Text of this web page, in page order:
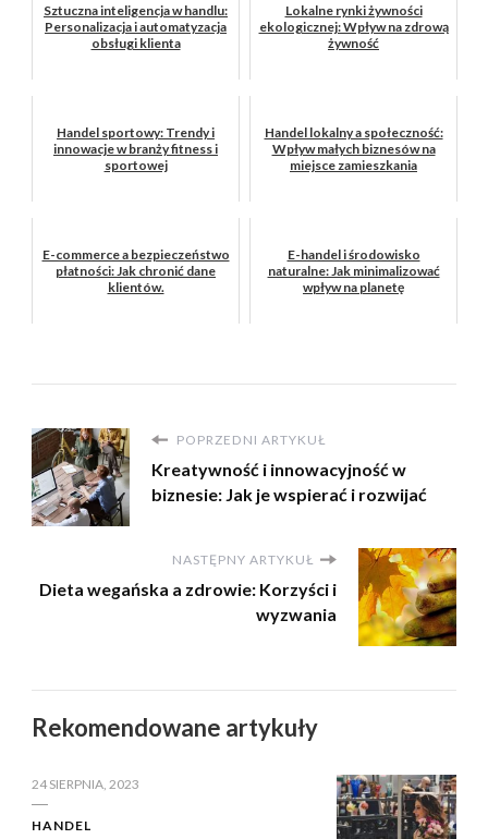
Sztuczna inteligencja w handlu:
Personalizacja i automatyzacja
obsługi klienta
Lokalne rynki żywności
ekologicznej: Wpływ na zdrową
żywność
Handel sportowy: Trendy i
innowacje w branży fitness i
sportowej
Handel lokalny a społeczność:
Wpływ małych biznesów na
miejsce zamieszkania
E-commerce a bezpieczeństwo
płatności: Jak chronić dane
klientów.
E-handel i środowisko
naturalne: Jak minimalizować
wpływ na planetę
POPRZEDNI ARTYKUŁ
Kreatywność i innowacyjność w
biznesie: Jak je wspierać i rozwijać
NASTĘPNY ARTYKUŁ
Dieta wegańska a zdrowie: Korzyści i
wyzwania
Rekomendowane artykuły
24 SIERPNIA, 2023
HANDEL